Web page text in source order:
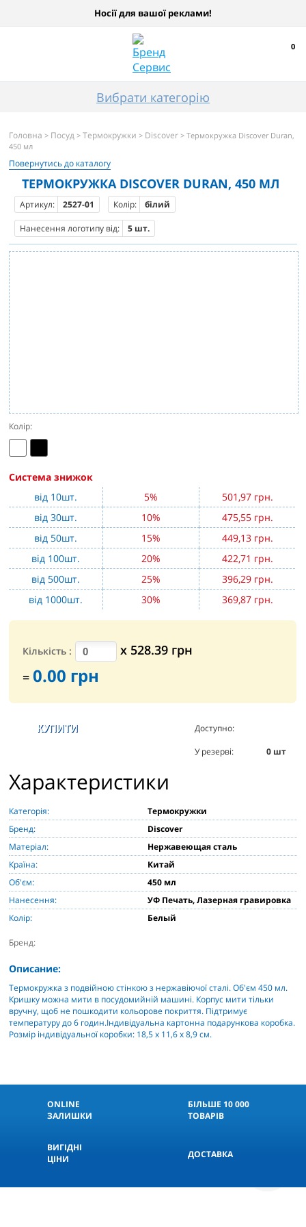
Носії для вашої реклами!
0
Вибрати категорію
Головна > Посуд >Термокружки > Discover > Термокружка Discover Duran,
450 мл
Повернутись до каталогу
ТЕРМОКРУЖКА DISCOVER DURAN, 450 МЛ
Артикул: 2527-01 Колір: білий
Нанесення логотипу від: 5 шт.
Колір:
Система знижок
від 10шт.
5%
501,97 грн.
від 30шт.
10%
475,55 грн.
від 50шт.
15%
449,13 грн.
від 100шт.
20%
422,71 грн.
від 500шт.
25%
396,29 грн.
від 1000шт.
30% 369,87 грн.
Кількість : х 528.39 грн
=0.00 грн
Доступно:
У резерві:
0шт
Характеристики
Категорія:
Термокружки
Бренд:
Discover
Матеріал:
Нержавеющая сталь
Країна:
Китай
Об'єм:
450 мл
Нанесення:
УФ Печать, Лазерная гравировка
Колір:
Белый
Бренд:
Описание:
Термокружка з подвійною стінкою з нержавіючої сталі. Об'єм 450 мл.
Кришку можна мити в посудомийній машині. Корпус мити тільки
вручну, щоб не пошкодити кольорове покриття. Підтримує
температуру до 6 годин.Індивідуальна картонна подарункова коробка.
Розмір індивідуальної коробки: 18,5 х 11,6 х 8,9 см.
ONLINE
ЗАЛИШКИ
БІЛЬШЕ 10 000
ТОВАРІВ
ВИГІДНІ
ЦІНИ
ДОСТАВКА